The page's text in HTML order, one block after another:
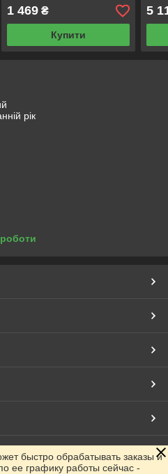
1 469₴
Купити
5
рік
Prom.ua
быстро обрабатывать заказы и
ее графику работы сейчас -